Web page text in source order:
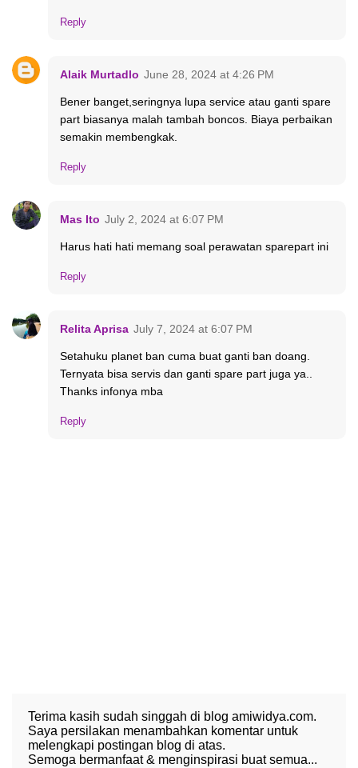
Reply
Alaik Murtadlo June 28, 2024 at 4:26 PM
Bener banget,seringnya lupa service atau ganti spare
part biasanya malah tambah boncos. Biaya perbaikan
semakin membengkak.
Reply
Mas Ito July 2, 2024 at 6:07 PM
Harus hati hati memang soal perawatan sparepart ini
Reply
Relita Aprisa July 7, 2024 at 6:07 PM
Setahuku planet ban cuma buat ganti ban doang.
Ternyata bisa servis dan ganti spare part juga ya..
Thanks infonya mba
Reply
Terima kasih sudah singgah di blog amiwidya.com.
Saya persilakan menambahkan komentar untuk
melengkapi postingan blog di atas.
Semoga bermanfaat & menginspirasi buat semua...